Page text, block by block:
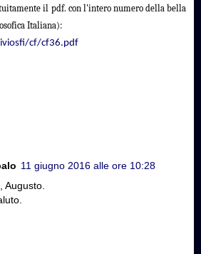
il pdf. con l'intero numero della bella
Italiana):
cf/cf36.pdf
11 giugno 2016 alle ore 10:28
Augusto.